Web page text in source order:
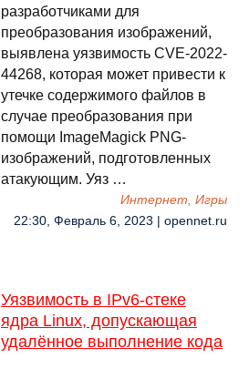
разработчиками для
преобразования изображений,
выявлена уязвимость CVE-2022-
44268, которая может привести к
утечке содержимого файлов в
случае преобразования при
помощи ImageMagick PNG-
изображений, подготовленных
атакующим. Уяз …
Интернет, Игры
22:30, Февраль 6, 2023 | opennet.ru
Уязвимость в IPv6-стеке
ядра Linux, допускающая
удалённое выполнение кода